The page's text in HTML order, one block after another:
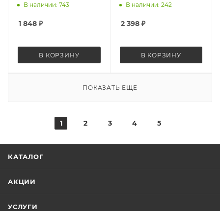
В наличии: 743
1 848 ₽
В КОРЗИНУ
В наличии: 242
2 398₽
В КОРЗИНУ
ПОКАЗАТЬ ЕЩЕ
1 2 3 4 5
КАТАЛОГ
АКЦИИ
УСЛУГИ